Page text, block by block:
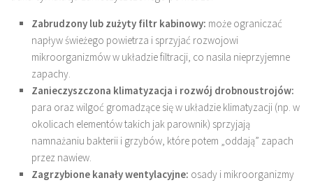
Zabrudzony lub zużyty filtr kabinowy: może ograniczać
napływ świeżego powietrza i sprzyjać rozwojowi
mikroorganizmów w układzie filtracji, co nasila nieprzyjemne
zapachy.
Zanieczyszczona klimatyzacja i rozwój drobnoustrojów:
para oraz wilgoć gromadzące się w układzie klimatyzacji (np. w
okolicach elementów takich jak parownik) sprzyjają
namnażaniu bakterii i grzybów, które potem „oddają” zapach
przez nawiew.
Zagrzybione kanały wentylacyjne: osady i mikroorganizmy